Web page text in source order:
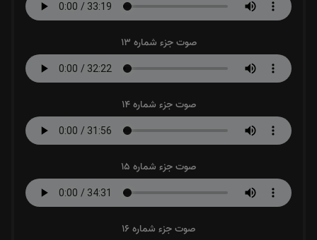
صوت جزء شماره 13
صوت جزء شماره 14
صوت جزء شماره 15
صوت جزء شماره 16